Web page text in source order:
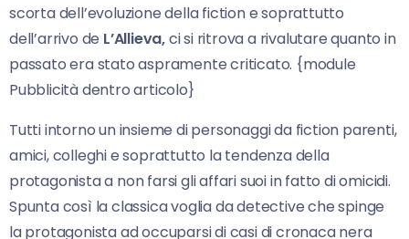
scorta dell’evoluzione della fiction e soprattutto
dell’arrivo de L’Allieva,ci si ritrova a rivalutare quanto in
passato era stato aspramente criticato. {module
Pubblicità dentro articolo}
Tutti intorno un insieme di personaggi da fiction parenti,
amici, colleghi e soprattutto la tendenza della
protagonista a non farsi gli affari suoi in fatto di omicidi.
Spunta così la classica voglia da detective che spinge
la protagonista ad occuparsi di casi di cronaca nera